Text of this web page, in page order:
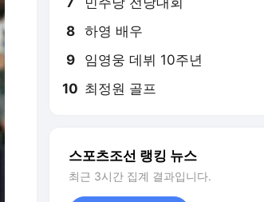
8 하영 배우
9 임영웅 데뷔 10주년
10 최정원 골프
스포츠조선 랭킹 뉴스
최근 3시간 집계 결과입니다.